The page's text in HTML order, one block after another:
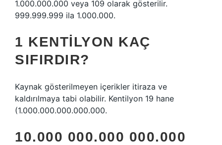
1.000.000.000 veya 109 olarak gösterilir.
999.999.999 ila 1.000.000.
1 KENTILYON KAÇ
SIFIRDIR?
Kaynak gösterilmeyen içerikler itiraza ve
kaldırılmaya tabi olabilir. Kentilyon 19 hane
(1.000.000.000.000.000.
10.000 000.000 000.000